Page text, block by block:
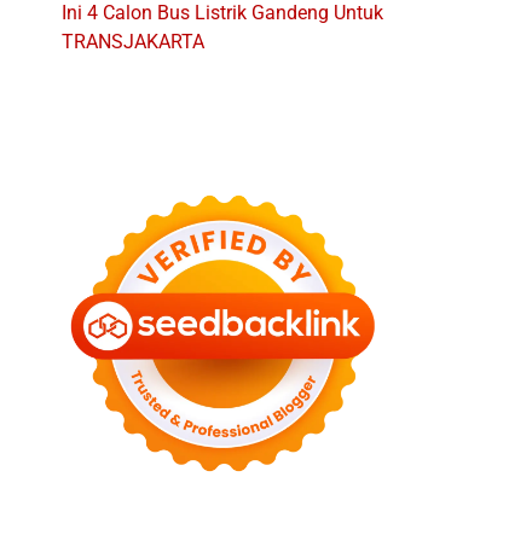
Ini 4 Calon Bus Listrik Gandeng Untuk
TRANSJAKARTA